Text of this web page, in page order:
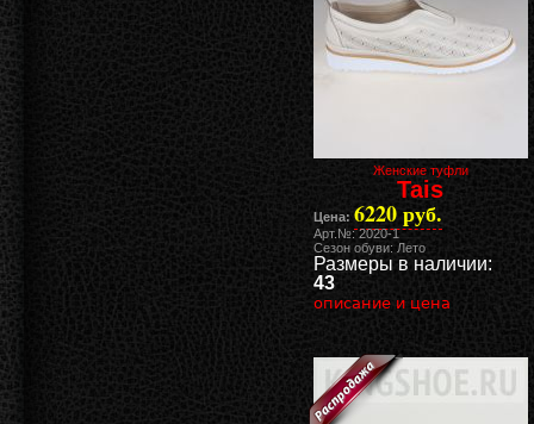
Женские туфли
Tais
Цена: 6220 руб.
Арт.№: 2020-1
Сезон обуви: Лето
Размеры в наличии:
43
описание и цена